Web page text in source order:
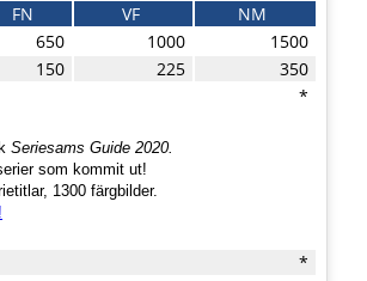
FN VF
NM
650 1000
1500
150 225
350
*
Seriesams Guide 2020.
som kommit ut!
1300 färgbilder.
*